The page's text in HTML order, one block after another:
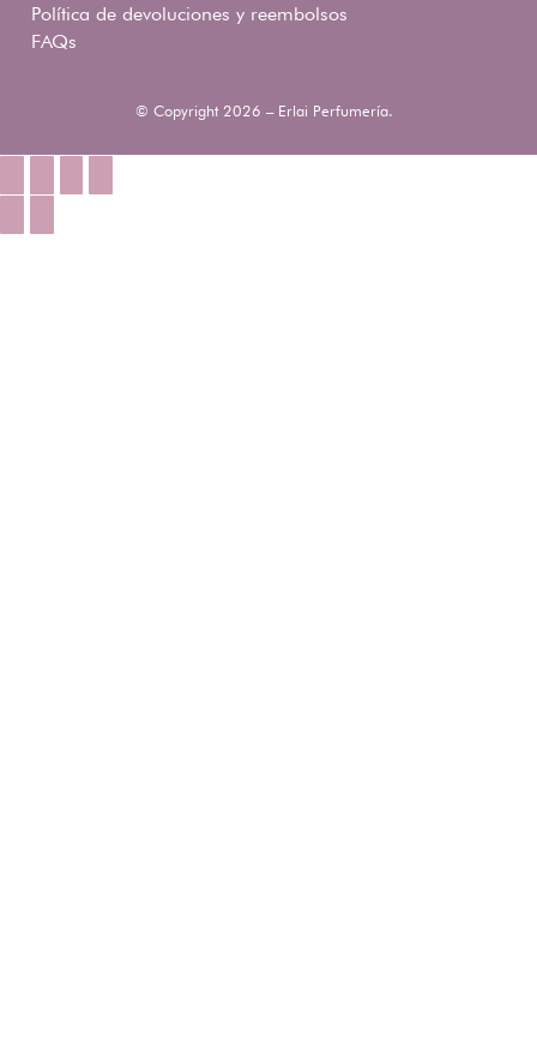
Política de devoluciones y reembolsos
FAQs
© Copyright 2026 – Erlai Perfumería.